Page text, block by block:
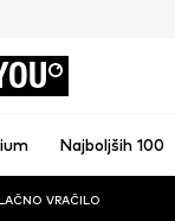
Najboljših 100
VRAČILO